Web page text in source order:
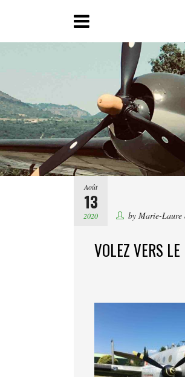
Août
13
2020 by Marie-Laure
VOLEZ VERS